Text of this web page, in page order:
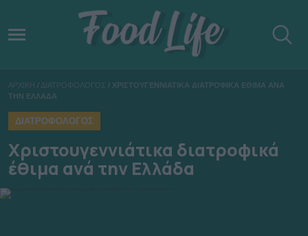
ΑΡΧΙΚΗ / ΔΙΑΤΡΟΦΟΛΟΓΟΣ / ΧΡΙΣΤΟΥΓΕΝΝΙΑΤΙΚΑ ΔΙΑΤΡΟΦΙΚΑ ΕΘΙΜΑ ΑΝΑ
ΤΗΝ ΕΛΛΑΔΑ
ΔΙΑΤΡΟΦΟΛΟΓΟΣ
Χριστουγεννιάτικα διατροφικά
έθιμα ανά την Ελλάδα